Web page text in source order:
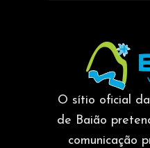
O sítio oficial
de Baião
comunicação